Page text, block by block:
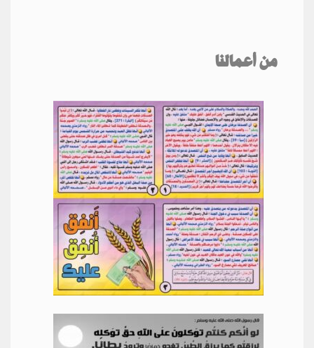
من أعمالنا